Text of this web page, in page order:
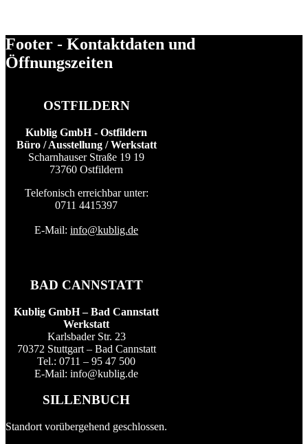
Footer - Kontaktdaten und
Öffnungszeiten
OSTFILDERN
Kublig GmbH - Ostfildern
Büro / Ausstellung / Werkstatt
Scharnhauser Straße 19 19
73760 Ostfildern
Telefonisch erreichbar unter:
0711 4415397
E-Mail: info@kublig.de
BAD CANNSTATT
Kublig GmbH – Bad Cannstatt
Werkstatt
Karlsbader Str. 23
70372 Stuttgart – Bad Cannstatt
Tel.: 0711 – 95 47 500
E-Mail: info@kublig.de
SILLENBUCH
Standort vorübergehend geschlossen.